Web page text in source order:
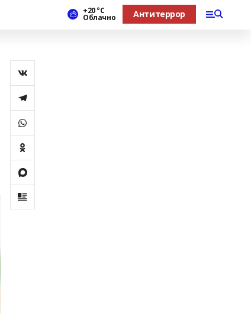
+20 °С
Облачно Антитеррор